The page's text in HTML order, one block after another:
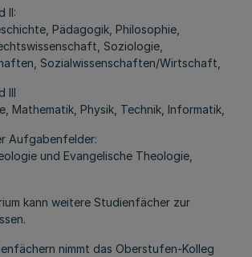
II:
Pädagogik, Philosophie,
Soziologie,
Sozialwissenschaften/Wirtschaft,
III
Mathematik, Physik, Technik, Informatik,
Aufgabenfelder:
und Evangelische Theologie,
kann weitere Studienfächer zur
nimmt das Oberstufen-Kolleg